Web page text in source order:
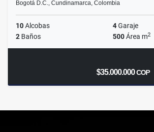
Bogotá D.C., Cundinamarca, Colombia
10Alcobas 4Garaje
2 Baños 500Área m2
$35.000.000COP